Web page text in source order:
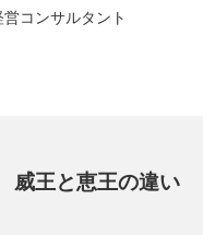
コンサルタント
王と恵王の違い